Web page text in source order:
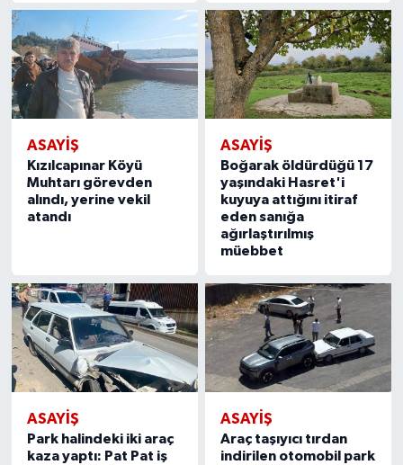
ASAYIŞ
Kızılcapınar Köyü
Muhtarı görevden
alındı, yerine vekil
atandı
ASAYIŞ
Boğarak öldürdüğü 17
yaşındaki Hasret'i
kuyuya attığını itiraf
eden sanığa
ağırlaştırılmış
müebbet
ASAYIŞ
Park halindeki iki araç
kaza yaptı: Pat Pat iş
ASAYIŞ
Araç taşıyıcı tırdan
indirilen otomobil park